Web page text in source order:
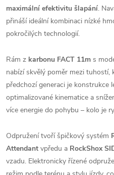
maximální efektivitu šlapání.
přináší ideální kombinaci nízké
pokročilých technologií.
Rám z karbonu FACT 11m s
nabízí skvělý poměr mezi
předchozí generaci je konstrukce
optimalizované kinematice a
více energie do pohybu – kolo je
Odpružení tvoří špičkový systém
Attendant vpředu a RockShox
vzadu. Elektronicky řízené